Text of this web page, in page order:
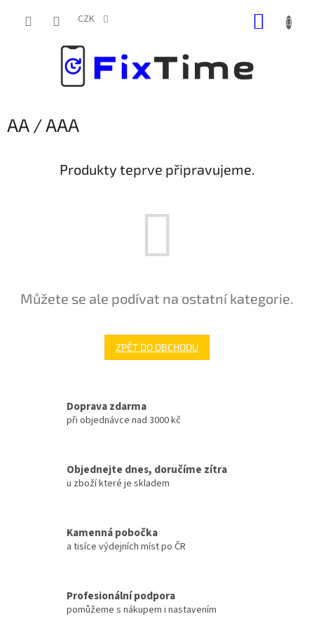
CZK
AA / AAA
Produkty teprve připravujeme.
Můžete se ale podívat na ostatní kategorie.
ZPĚT DO OBCHODU
Doprava zdarma
při objednávce nad 3000 kč
Objednejte dnes, doručíme zítra
u zboží které je skladem
Kamenná pobočka
a tisíce výdejních míst po ČR
Profesionální podpora
pomůžeme s nákupem i nastavením